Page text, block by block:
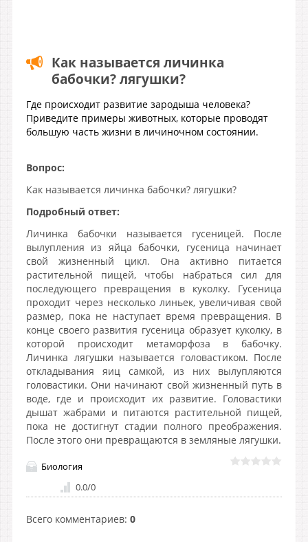
Как называется личинка
бабочки? лягушки?
Где происходит развитие зародыша человека?
Приведите примеры животных, которые проводят
большую часть жизни в личиночном состоянии.
Вопрос:
Как называется личинка бабочки? лягушки?
Подробный ответ:
Личинка бабочки называется гусеницей. После
вылупления из яйца бабочки, гусеница начинает
свой жизненный цикл. Она активно питается
растительной пищей, чтобы набраться сил для
последующего превращения в куколку. Гусеница
проходит через несколько линьек, увеличивая свой
размер, пока не наступает время превращения. В
конце своего развития гусеница образует куколку, в
которой происходит метаморфоза в бабочку.
Личинка лягушки называется головастиком. После
откладывания яиц самкой, из них вылупляются
головастики. Они начинают свой жизненный путь в
воде, где и происходит их развитие. Головастики
дышат жабрами и питаются растительной пищей,
пока не достигнут стадии полного преображения.
После этого они превращаются в земляные лягушки.
Биология
0.0/0
Всего комментариев: 0